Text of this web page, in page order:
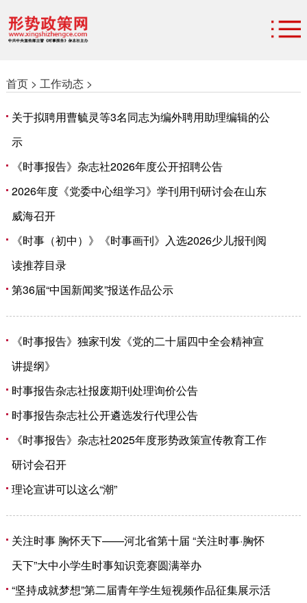
首页 > 工作动态 >
关于拟聘用曹毓灵等3名同志为编外聘用助理编辑的公
示
《时事报告》杂志社2026年度公开招聘公告
2026年度《党委中心组学习》学刊用刊研讨会在山东
威海召开
《时事（初中）》《时事画刊》入选2026少儿报刊阅
读推荐目录
第36届“中国新闻奖”报送作品公示
《时事报告》独家刊发《党的二十届四中全会精神宣
讲提纲》
时事报告杂志社报废期刊处理询价公告
时事报告杂志社公开遴选发行代理公告
《时事报告》杂志社2025年度形势政策宣传教育工作
研讨会召开
理论宣讲可以这么“潮”
关注时事 胸怀天下——河北省第十届 “关注时事·胸怀
天下”大中小学生时事知识竞赛圆满举办
“坚持成就梦想”第二届青年学生短视频作品征集展示活